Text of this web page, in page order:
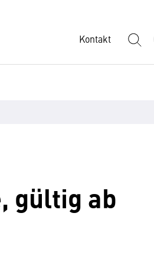
Kontakt
gültig ab